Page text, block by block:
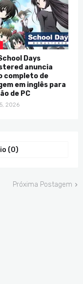
Days
anuncia
completo de
em inglês para
de PC
2026
(0)
Próxima Postagem